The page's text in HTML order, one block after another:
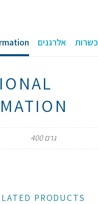
אלרגנים כשרות
400 גרם
PRODUCTS